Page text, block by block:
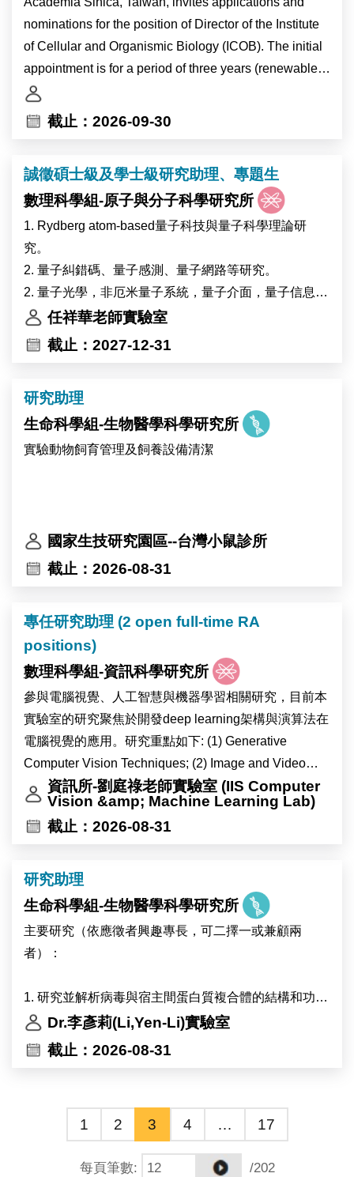
•gender, values, and family change;
•inequality in low-fertility societies;
•Taiwan and comparative East Asian demography.
Responsibilities
•develop independent and collaborative research
•analyze survey and/or register-based demographic
data;
•contribute to international journal manuscripts;
•participate in workshops, conferences, and cross-
country research meetings;
•help strengthen the broader research program.
nominations for the position of Director of the Institute
of Cellular and Organismic Biology (ICOB). The initial
appointment is for a period of three years (renewable
for a second term), and will also carry the title of
Research Fellow.
Taiwan, Academia Sinica is devoted to basic and
applied research in life sciences, mathematics and
physical sciences, humanities, and social sciences.
ICOB currently consists of 22 laboratories, several of
which are located at the Marine Research Station in
Yilan County. ICOB conducts research in the following
four focal areas: “Cellular Dysfunction”, “Eco-Evo-
Devo”, “Neuroscience”, and “Stem Cell and
Regenerative Biology”. ICOB is well funded and
experienced research specialists. ICOB maintains a
high research standard with a high-quality publication
record. For more detailed information about Academia
截止：2026-09-30
誠徵碩士級及學士級研究助理、專題生
數理科學組-原子與分子科學研究所
1. Rydberg atom-based量子科技與量子科學理論研
究。
2. 量子糾錯碼、量子感測、量子網路等研究。
2. 量子光學，非厄米量子系統，量子介面，量子信息與
通訊等理論研究。
3. 超低溫原子，多體物理，強相關聯系統等理論研究。
相關網址為任博士發表論文列表: https://orcid.org/0000-
0002-1152-8164
任祥華老師實驗室
截止：2027-12-31
研究助理
生命科學組-生物醫學科學研究所
實驗動物飼育管理及飼養設備清潔
國家生技研究園區--台灣小鼠診所
截止：2026-08-31
專任研究助理 (2 open full-time RA
positions)
數理科學組-資訊科學研究所
參與電腦視覺、人工智慧與機器學習相關研究，目前本
實驗室的研究聚焦於開發deep learning架構與演算法在
電腦視覺的應用。研究重點如下: (1) Generative
Computer Vision Techniques; (2) Image and Video
Anomaly Detection and Localization; (3) Computer
Vision Techniques for 3D Point Clouds; (4) Video
Action and Activity Recognition; (5) Multimodal/VL
Techniques; (6) Self-Supervised Learning for
Computer Vision Applications; (7) Deepfake Detection
& Security; and (8) VLA models for Robotics.
資訊所-劉庭祿老師實驗室 (IIS Computer
Vision &amp; Machine Learning Lab)
截止：2026-08-31
研究助理
生命科學組-生物醫學科學研究所
主要研究（依應徵者興趣專長，可二擇一或兼顧兩
者）：
1. 研究並解析病毒與宿主間蛋白質複合體的結構和功
能。
●實驗室庶務（必備）：
協助行政事務及其他交辦事項。
Dr.李彥莉(Li,Yen-Li)實驗室
截止：2026-08-31
1 2 3 4 … 17
每頁筆數: /202